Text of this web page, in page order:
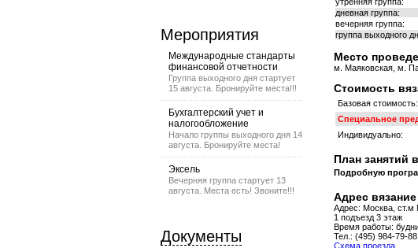
Мероприятия
Международные стандарты
финансовой отчетности
Группа выходного дня стартует
15 августа. Бронируйте места!!!
Бухгалтерский учет и
налогообложение
Начало группы выходного дня 14
августа. Бронируйте места!
Эксель
Вечерняя группа стартует 13
августа. Места есть! Звоните!!!
Документы
дневная группа:
вечерняя группа:
группа выходного
Место
м. Маяковская, м.
Стоимость
Базовая стоимость:
Специальное
Индивидуально:
План занятий
Подробную
Адрес
Адрес: Москва, ст.м
1 подъезд 3 этаж
Время работы:
Тел.: (495) 984-79-
Схема проезда